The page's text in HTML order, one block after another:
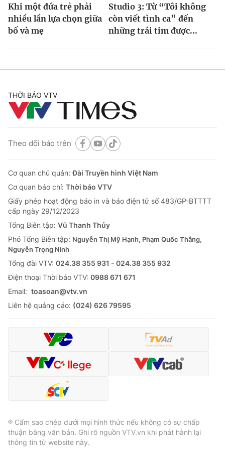
Khi một đứa trẻ phải
nhiều lần lựa chọn giữa
bố và mẹ
Studio 3: Từ “Tôi không
còn viết tình ca” đến
những trái tim được...
THỜI BÁO VTV
Theo dõi báo trên
Cơ quan chủ quản:Đài Truyền hình Việt Nam
Cơ quan báo chí: Thời báo VTV
Giấy phép hoạt động báo in và báo điện tử số 483/GP-BTTTT
cấp ngày 29/12/2023
Tổng Biên tập: Vũ Thanh Thủy
Phó Tổng Biên tập: Nguyễn Thị Mỹ Hạnh, Phạm Quốc Thắng,
Nguyễn Trọng Ninh
Tổng đài VTV: 024.38 355 931 - 024.38 355 932
Ðiện thoại Thời báo VTV: 0988 671 671
Email: toasoan@vtv.vn
Liên hệ quảng cáo: (024) 626 79595
® Cấm sao chép dưới mọi hình thức nếu không có sự chấp
thuận bằng văn bản. Ghi rõ nguồn VTV.vn khi phát hành lại
thông tin từ website này.